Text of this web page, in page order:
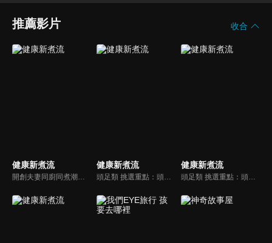
推薦影片 收合
健康新煮流 健康新煮流
頭足類 挑選重點：頭足類利用清洗時去除內臟可以降低膽固醇的攝取。挑選雙眼清澈明亮，眼球稍微凸出，肉質結實有彈性為佳。身體具透明感，觸腕或是吸盤一碰到活體就會吸附住便是新鮮的。
健康新煮流
頭足類 挑選重點：頭足類利用清洗時去除內臟可以降低膽固醇的攝取。挑選雙眼清澈明亮，眼球稍微凸出，肉質結實有彈性為佳。身體具透明感，觸腕或是吸盤一碰到活體就會吸附住便是新鮮的。